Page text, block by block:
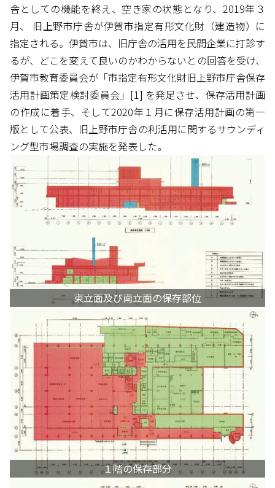
舎としての機能を終え、空き家の状態となり、2019年３
月、 旧上野市庁舎が伊賀市指定有形文化財（建造物）に
指定される。伊賀市は、旧庁舎の活用を民間企業に打診す
るが、どこを変えて良いのかわからないとの回答を受け、
伊賀市教育委員会が「市指定有形文化財旧上野市庁舎保存
活用計画策定検討委員会」[1] を発足させ、保存活用計画
の作成に着手、そして2020年１月に保存活用計画の第一
版として公表、旧上野市庁舎の利活用に関するサウンディ
ング型市場調査の実施を発表した。
東立面及び南立面の保存部位
１階の保存部分